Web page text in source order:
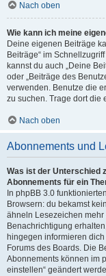
Nach oben
Wie kann ich meine
Deine eigenen Beiträge
Beiträge“ im
kannst du auch „Deine
oder „Beiträge des
verwenden. Benutze die
zu suchen. Trage dort die
Nach oben
Abonnements und
Was ist der Unterschied
Abonnements für ein
In phpBB 3.0
Browsern: du bekamst
ähneln Lesezeichen
Benachrichtigung
hingegen informieren
Forums des Boards. Die
Abonnements können im
einstellen“ geändert